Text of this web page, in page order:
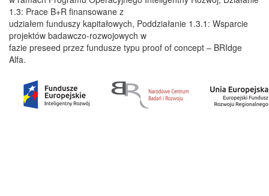
1.3: Prace B+R finansowane z
udziałem funduszy kapitałowych, Poddziałanie 1.3.1: Wsparcie
projektów badawczo-rozwojowych w
fazie preseed przez fundusze typu proof of concept – BRIdge
Alfa.